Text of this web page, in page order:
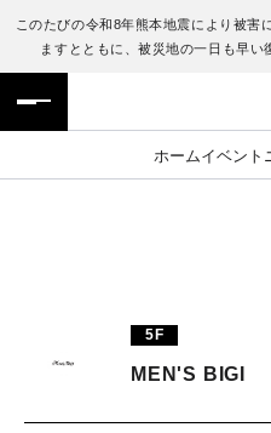
このたびの令和8年熊本地震により被害
ますとともに、被災地の一日も早い
ホームイベント
フロアガイド
施設案内・アクセス
TAX FREE
ENGLISH
繁体字
日本語
5F
MEN'S BIGI